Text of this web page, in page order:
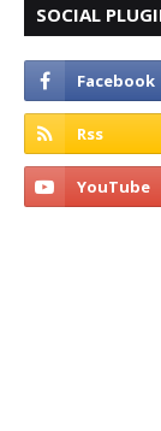
SOCIAL